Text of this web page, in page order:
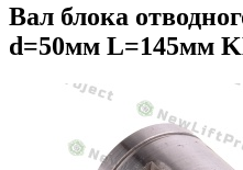
Вал блока
d=50мм L=145мм